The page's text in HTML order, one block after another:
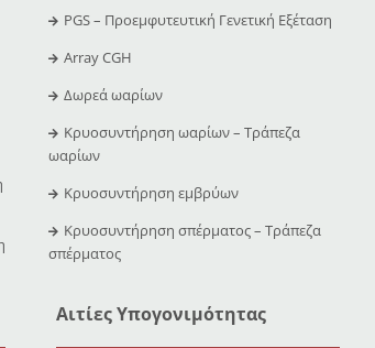
PGS – Προεμφυτευτική Γενετική Εξέταση
Array CGH
Δωρεά ωαρίων
Κρυοσυντήρηση ωαρίων – Τράπεζα
ωαρίων
Κρυοσυντήρηση εμβρύων
Κρυοσυντήρηση σπέρματος – Τράπεζα
σπέρματος
Αιτίες Υπογονιμότητας